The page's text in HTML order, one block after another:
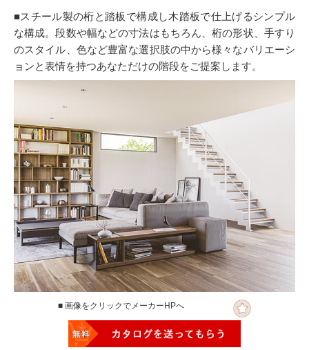
Q＆A 販売・施工代理店募集
お気に入り
■スチール製の桁と踏板で構成し木踏板で仕上げるシンプル
な構成。段数や幅などの寸法はもちろん、桁の形状、手すり
のスタイル、色など豊富な選択肢の中から様々なバリエーシ
ョンと表情を持つあなただけの階段をご提案します。
■ 画像をクリックでメーカーHPへ